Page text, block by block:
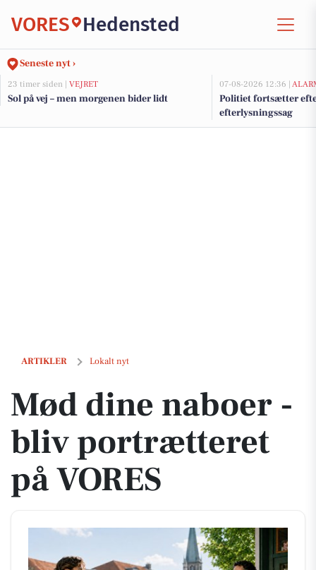
VORES Hedensted
Seneste nyt ›
23 timer siden | VEJRET
Sol på vej – men morgenen bider lidt
07-08-2026 12:36 |
Politiet fortsætter
efterlysningssag
ARTIKLER Lokalt nyt
Mød dine naboer - bliv portrætteret på VORES
Mød dine naboer -
bliv portrætteret
på VORES